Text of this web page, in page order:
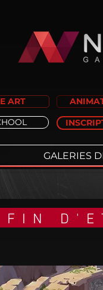
ART
GALERIES
FIN